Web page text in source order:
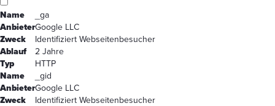
Name
_ga
AnbieterGoogle LLC
Zweck
Identifiziert Webseitenbesucher
Ablauf
2 Jahre
Typ
HTTP
Name
_gid
AnbieterGoogle LLC
Zweck
Identifiziert Webseitenbesucher